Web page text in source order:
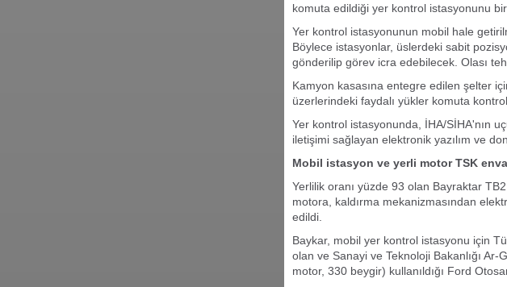
komuta edildiği yer kontrol istasyonunu
Yer kontrol istasyonunun mobil hale
Böylece istasyonlar, üslerdeki sabit
gönderilip görev icra edebilecek. Olası
Kamyon kasasına entegre edilen şelter
üzerlerindeki faydalı yükler komuta
Yer kontrol istasyonunda, İHA/SİHA'nın
iletişimi sağlayan elektronik yazılım ve
Mobil istasyon ve yerli motor TSK
Yerlilik oranı yüzde 93 olan Bayraktar
motora, kaldırma mekanizmasından
edildi.
Baykar, mobil yer kontrol istasyonu için
olan ve Sanayi ve Teknoloji Bakanlığı
motor, 330 beygir) kullanıldığı Ford